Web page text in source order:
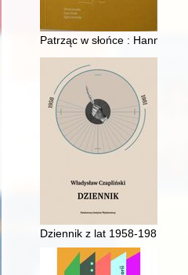
Patrząc w słońce : Hanna
Dziennik z lat 1958-1981